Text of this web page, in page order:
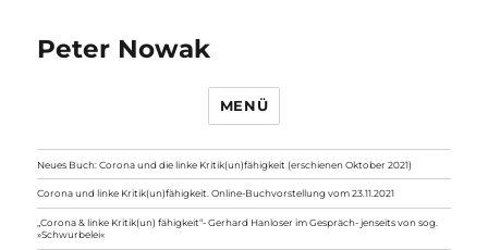
Peter Nowak
MENÜ
Neues Buch: Corona und die linke Kritik(un)fähigkeit (erschienen Oktober 2021)
Corona und linke Kritik(un)fähigkeit. Online-Buchvorstellung vom 23.11.2021
„Corona & linke Kritik(un) fähigkeit“- Gerhard Hanloser im Gespräch- jenseits von sog.
»Schwurbelei«